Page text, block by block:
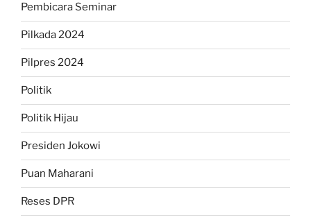
Pembicara Seminar
Pilkada 2024
Pilpres 2024
Politik
Politik Hijau
Presiden Jokowi
Puan Maharani
Reses DPR